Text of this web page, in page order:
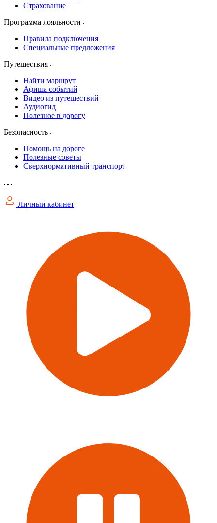
Страхование
Программа лояльности
Правила подключения
Специальные предложения
Путешествия
Найти маршрут
Афиша событий
Видео из путешествий
Аудиогид
Полезное в дорогу
Безопасность
Помощь на дороге
Полезные советы
Сверхнормативный транспорт
Личный кабинет